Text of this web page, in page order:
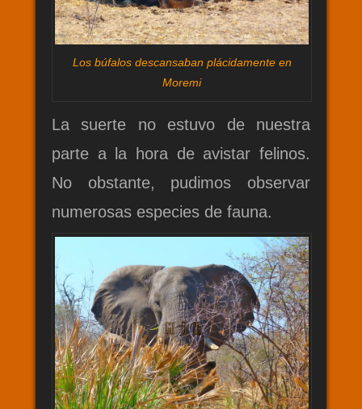
Los búfalos descansaban plácidamente en
Moremi
La suerte no estuvo de nuestra
parte a la hora de avistar felinos.
No obstante, pudimos observar
numerosas especies de fauna.